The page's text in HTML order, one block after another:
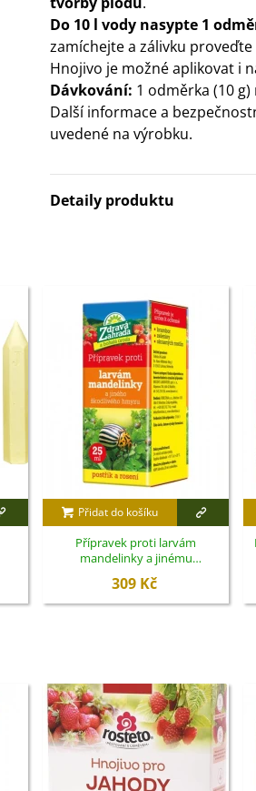
Do 10 l vody nasypte 1
zamíchejte a zálivku
Hnojivo je možné aplikovat i
Dávkování: 1 odměrka (10 g)
Další informace a
uvedené na výrobku.
Detaily produktu
Přidat do košíku
Přípravek proti larvám
mandelinky a jinému
zahrada - ochrana rostlin - 20 ml
309 Kč